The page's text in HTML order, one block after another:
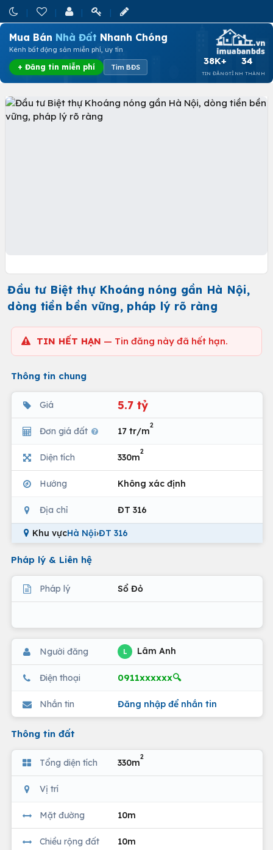
Mua Bán Nhà Đất Nhanh Chóng
Kênh bất động sản miễn phí, uy tín
+ Đăng tin miễn phí Tìm BĐS
38K+
TIN ĐĂNG
34
TỈNH THÀNH
Đầu tư Biệt thự Khoáng nóng gần Hà Nội,
dòng tiền bền vững, pháp lý rõ ràng
TIN HẾT HẠN — Tin đăng này đã hết hạn.
Thông tin chung
Giá 5.7 tỷ
Đơn giá đất 17 tr/m
2
Diện tích 330m
2
Hướng Không xác định
Địa chỉ ĐT 316
Khu vựcHà Nội›ĐT 316
Pháp lý & Liên hệ
Pháp lý Sổ Đỏ
Người đăng L Lâm Anh
Điện thoại 0911xxxxxx🔍
Nhắn tin Đăng nhập để nhắn tin
Thông tin đất
Tổng diện tích 330m
2
Vị trí
Mặt đường 10m
Chiều rộng đất 10m